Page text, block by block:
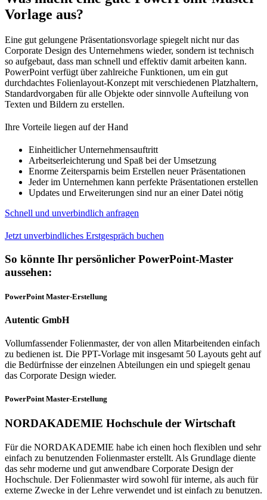
Vorlage aus?
Eine gut gelungene Präsentationsvorlage spiegelt nicht nur das
Corporate Design des Unternehmens wieder, sondern ist technisch
so aufgebaut, dass man schnell und effektiv damit arbeiten kann.
PowerPoint verfügt über zahlreiche Funktionen, um ein gut
durchdachtes Folienlayout-Konzept mit verschiedenen Platzhaltern,
Standardvorgaben für alle Objekte oder sinnvolle Aufteilung von
Texten und Bildern zu erstellen.
Ihre Vorteile liegen auf der Hand
Einheitlicher Unternehmensauftritt
Arbeitserleichterung und Spaß bei der Umsetzung
Enorme Zeitersparnis beim Erstellen neuer Präsentationen
Jeder im Unternehmen kann perfekte Präsentationen erstellen
Updates und Erweiterungen sind nur an einer Datei nötig
Schnell und unverbindlich anfragen
Jetzt unverbindliches Erstgespräch buchen
So könnte Ihr persönlicher PowerPoint-Master
aussehen:
PowerPoint Master-Erstellung
Autentic GmbH
Vollumfassender Folienmaster, der von allen Mitarbeitenden einfach
zu bedienen ist. Die PPT-Vorlage mit insgesamt 50 Layouts geht auf
die Bedürfnisse der einzelnen Abteilungen ein und spiegelt genau
das Corporate Design wieder.
PowerPoint Master-Erstellung
NORDAKADEMIE Hochschule der Wirtschaft
Für die NORDAKADEMIE habe ich einen hoch flexiblen und sehr
einfach zu benutzenden Folienmaster erstellt. Als Grundlage diente
das sehr moderne und gut anwendbare Corporate Design der
Hochschule. Der Folienmaster wird sowohl für interne, als auch für
externe Zwecke in der Lehre verwendet und ist einfach zu benutzen.